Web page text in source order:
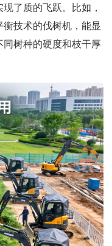
了质的飞跃。比如，
技术的伐树机，能显
树种的硬度和枝干厚